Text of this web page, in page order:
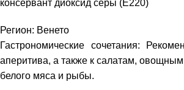
консервант диоксид серы (Е220)
Регион: Венето
Гастрономические сочетания:
аперитива, а также к салатам,
белого мяса и рыбы.